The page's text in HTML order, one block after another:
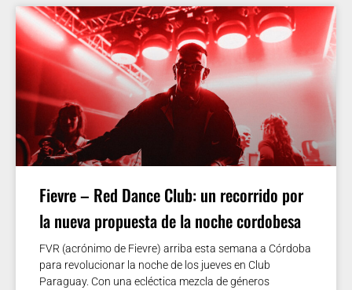
Fievre – Red Dance Club: un recorrido por
la nueva propuesta de la noche cordobesa
FVR (acrónimo de Fievre) arriba esta semana a Córdoba
para revolucionar la noche de los jueves en Club
Paraguay. Con una ecléctica mezcla de géneros